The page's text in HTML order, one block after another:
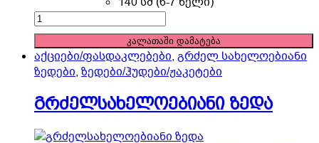
may
be
chosen
on
the
product
page
გრძელსახელოებიანი
ზედა
quantity
კალათაში დამატება
აქციები/ფასდაკლებები, გრძელ სახელოებიანი
ზედები, ზედები/ჰუდები/ჟაკეტები
გრძელსახელოებიანი ზედა